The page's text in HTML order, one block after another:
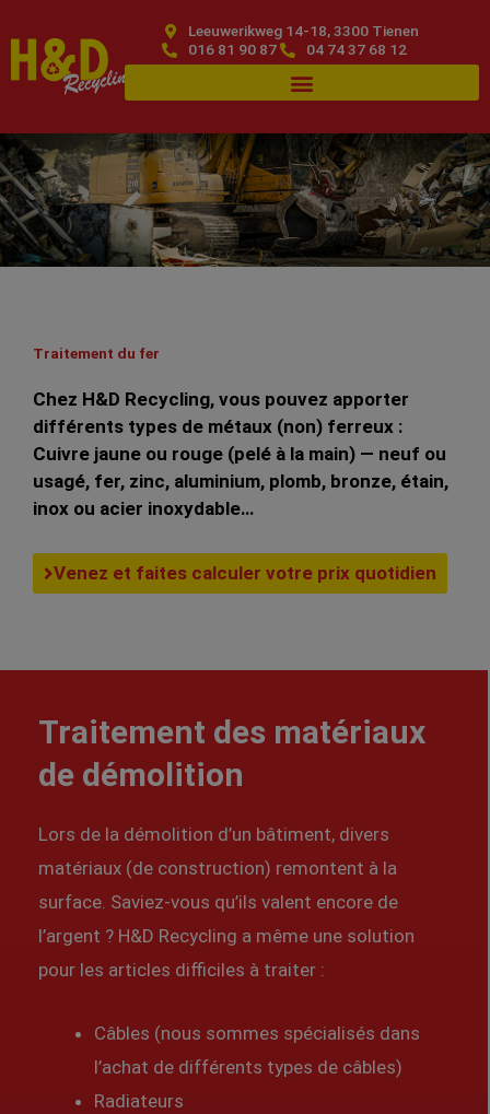
to
content
Leeuwerikweg 14-18, 3300 Tienen
016 81 90 87
04 74 37 68 12
Traitement du fer
Chez H&D Recycling, vous pouvez apporter
différents types de métaux (non) ferreux :
Cuivre jaune ou rouge (pelé à la main) — neuf ou
usagé, fer, zinc, aluminium, plomb, bronze, étain,
inox ou acier inoxydable…
Venez et faites calculer votre prix quotidien
Traitement des matériaux
de démolition
Lors de la démolition d’un bâtiment, divers
matériaux (de construction) remontent à la
surface. Saviez-vous qu’ils valent encore de
l’argent ? H&D Recycling a même une solution
pour les articles difficiles à traiter :
Câbles (nous sommes spécialisés dans
l’achat de différents types de câbles)
Radiateurs